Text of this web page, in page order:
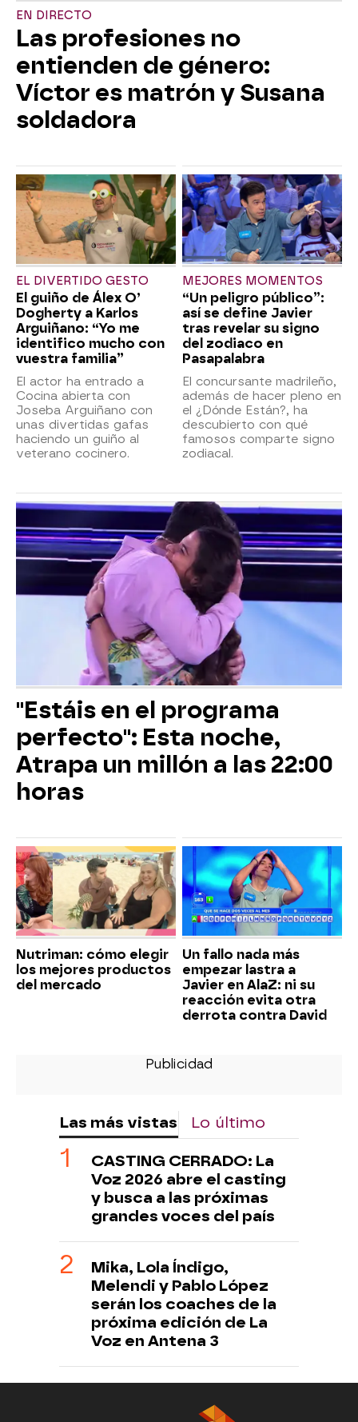
EN DIRECTO
Las profesiones no
entienden de género:
Víctor es matrón y Susana
soldadora
EL DIVERTIDO GESTO
El guiño de Álex O’
Dogherty a Karlos
Arguiñano: “Yo me
identifico mucho con
vuestra familia”
El actor ha entrado a
Cocina abierta con
Joseba Arguiñano con
unas divertidas gafas
haciendo un guiño al
veterano cocinero.
MEJORES MOMENTOS
“Un peligro público”:
así se define Javier
tras revelar su signo
del zodiaco en
Pasapalabra
El concursante madrileño,
además de hacer pleno en
el ¿Dónde Están?, ha
descubierto con qué
famosos comparte signo
zodiacal.
"Estáis en el programa
perfecto": Esta noche,
Atrapa un millón a las 22:00
horas
Nutriman: cómo elegir
los mejores productos
del mercado
Un fallo nada más
empezar lastra a
Javier en AlaZ: ni su
reacción evita otra
derrota contra David
Las más vistas Lo último
CASTING CERRADO: La
Voz 2026 abre el casting
y busca a las próximas
grandes voces del país
Mika, Lola Índigo,
Melendi y Pablo López
serán los coaches de la
próxima edición de La
Voz en Antena 3